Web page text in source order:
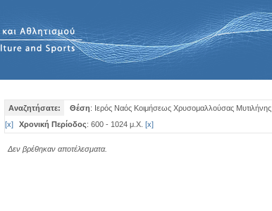
Αναζητήσατε: Θέση: Ιερός Ναός Κοιμήσεως Χρυσομαλλούσας Μυτιλήνης
[x] Χρονική Περίοδος: 600 - 1024 μ.Χ. [x]
Δεν βρέθηκαν αποτέλεσματα.